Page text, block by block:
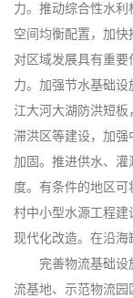
力。推动综合性水
空间均衡配置，加
对区域发展具有重
力。加强节水基础
江大河大湖防洪短
滞洪区等建设，加
加固。推进供水、灌
度。有条件的地区
村中小型水源工程
现代化改造。在沿海
完善物流基础设
流基地、示范物流